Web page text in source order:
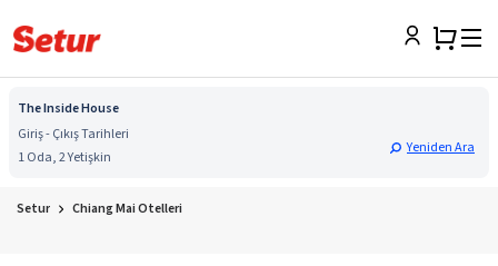
The Inside House
Giriş - Çıkış Tarihleri
1 Oda, 2 Yetişkin
Yeniden Ara
Setur Chiang Mai Otelleri